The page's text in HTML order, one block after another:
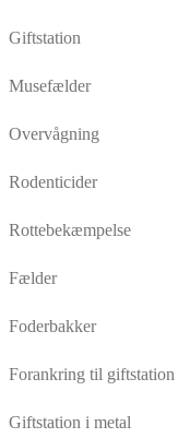
Giftstation
Musefælder
Overvågning
Rodenticider
Rottebekæmpelse
Fælder
Foderbakker
Forankring til giftstation
Giftstation i metal